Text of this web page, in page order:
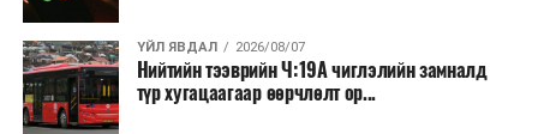
Япон, Герман, Швейцар, Нидерланд, Өмнөд Солонгос
зэрэг улс лаг хатаах, шатаах технологийг ашиглаж
байна. Тухайлбал, Германд лаг шатаах үйлдвэрээс
гарсан үнснээс фосфор сэргээн авах технологи
ҮЙЛ ЯВДАЛ 2026/08/07
Нийтийн тээврийн Ч:19А чиглэлийн замналд
түр хугацаагаар өөрчлөлт ор...